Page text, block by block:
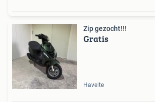
Zip gezocht!!!
Gratis
Havelte